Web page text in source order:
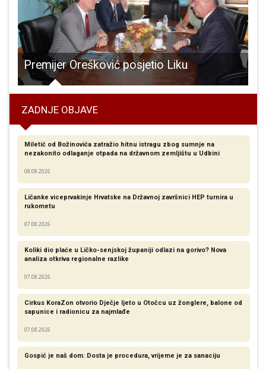
Premijer Orešković posjetio Liku
ZADNJE OBJAVE
Miletić od Božinovića zatražio hitnu istragu zbog sumnje na
nezakonito odlaganje otpada na državnom zemljištu u Udbini
08.08.2026
Ličanke viceprvakinje Hrvatske na Državnoj završnici HEP turnira u
rukometu
07.08.2026
Koliki dio plaće u Ličko-senjskoj županiji odlazi na gorivo? Nova
analiza otkriva regionalne razlike​
07.08.2026
Cirkus KoraZon otvorio Dječje ljeto u Otočcu uz žonglere, balone od
sapunice i radionicu za najmlađe
07.08.2026
Gospić je naš dom: Dosta je procedura, vrijeme je za sanaciju